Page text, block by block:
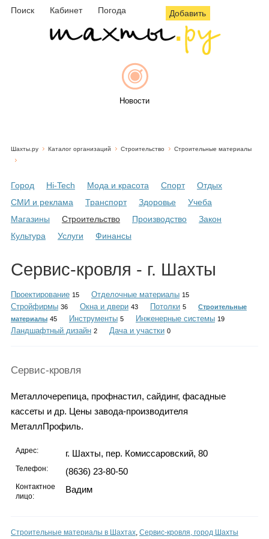
Поиск Кабинет Погода Добавить
Новости
Объявления
Каталог
Инфо
Шахты.ру Каталог организаций Строительство Строительные материалы
Город Hi-Tech Мода и красота Спорт
Отдых
СМИ и реклама
Транспорт Здоровье
Учеба
Магазины
Строительство Производство
Закон
Культура
Услуги Финансы
Сервис-кровля - г. Шахты
Проектирование 15 Отделочные материалы 15
Стройфирмы 36 Окна и двери 43 Потолки 5
Строительные
материалы 45 Инструменты 5 Инженерные системы 19
Ландшафтный дизайн 2 Дача и участки 0
Сервис-кровля
Металлочерепица, профнастил, сайдинг, фасадные
кассеты и др. Цены завода-производителя
МеталлПрофиль.
Адрес: г. Шахты, пер. Комиссаровский, 80
Телефон: (8636) 23-80-50
Контактное
лицо:
Вадим
Строительные материалы в Шахтах, Сервис-кровля, город Шахты